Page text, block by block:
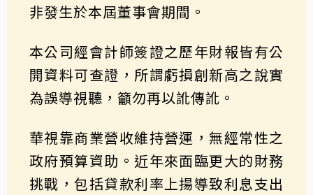
非發生於本屆董事會期間。
本公司經會計師簽證之歷年財報皆有公
開資料可查證，所謂虧損創新高之說實
為誤導視聽，籲勿再以訛傳訛。
華視靠商業營收維持營運，無經常性之
政府預算資助。近年來面臨更大的財務
挑戰，包括貸款利率上揚導致利息支出